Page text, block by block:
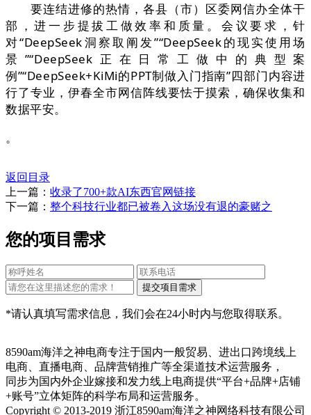
要连结进修的热情，各县（市）区委网信办全体干
部，进一步提拔工做效率和质量。会议要求，针
对“DeepSeek洞察取阐发”“DeepSeek的现实使用场
景”“DeepSeek正在日常工做中的典型案
例”“DeepSeek+KiMi的PPT制做入门指南”四部门内容进
行了专业，伊春全市网信阵线要怯于摸索，确保收集和
数据平安。
。
返回目录
上一篇： 收录了700+款AI东西官网链接
下一篇： 整个科技行业都已被卷入这场没有退的豪赌之
您的项目需求
*请认真填写需求信息，我们会在24小时内与您取得联系。
8590am海洋之神电商专注于国内一般贸易、进出口跨境线上
电商、直播电商、品牌营销推广等全渠道技术运营服务，
同步为国内外企业嫁接和发力线上电商提供“平台+品牌+店铺
+账号”立体矩阵的科学布局和运营服务。
Copyright © 2013-2019 浙江8590am海洋之神网络科技有限公司